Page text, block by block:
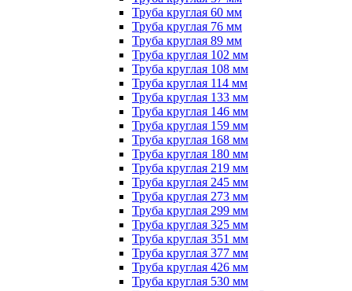
Труба круглая 60 мм
Труба круглая 76 мм
Труба круглая 89 мм
Труба круглая 102 мм
Труба круглая 108 мм
Труба круглая 114 мм
Труба круглая 133 мм
Труба круглая 146 мм
Труба круглая 159 мм
Труба круглая 168 мм
Труба круглая 180 мм
Труба круглая 219 мм
Труба круглая 245 мм
Труба круглая 273 мм
Труба круглая 299 мм
Труба круглая 325 мм
Труба круглая 351 мм
Труба круглая 377 мм
Труба круглая 426 мм
Труба круглая 530 мм